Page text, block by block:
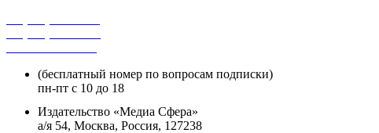
(бесплатный номер по вопросам подписки)
пн-пт с 10 до 18
Издательство «Медиа Сфера»
а/я 54, Москва, Россия, 127238